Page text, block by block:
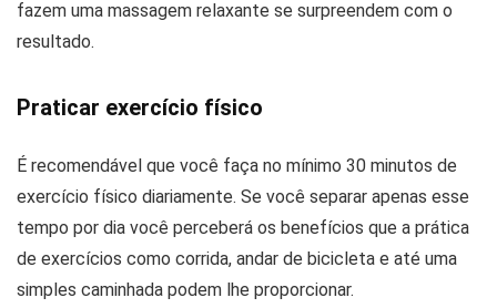
fazem uma massagem relaxante se surpreendem com o
resultado.
Praticar exercício físico
É recomendável que você faça no mínimo 30 minutos de
exercício físico diariamente. Se você separar apenas esse
tempo por dia você perceberá os benefícios que a prática
de exercícios como corrida, andar de bicicleta e até uma
simples caminhada podem lhe proporcionar.